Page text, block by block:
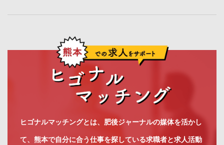
ヒゴナルマッチングとは、肥後ジャーナルの媒体を活かし
て、熊本で自分に合う仕事を探している求職者と求人活動